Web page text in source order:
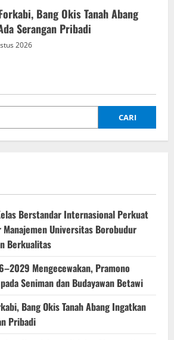
Bang Okis Tanah Abang
Serangan Pribadi
2026
CARI
Berstandar Internasional Perkuat
Universitas Borobudur
Berkualitas
Mengecewakan, Pramono
Seniman dan Budayawan Betawi
Bang Okis Tanah Abang Ingatkan
Pribadi